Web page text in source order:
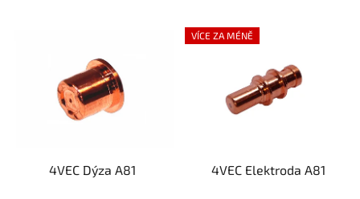
4VEC Dýza A81
VÍCE ZA MÉNĚ
4VEC Elektroda A81